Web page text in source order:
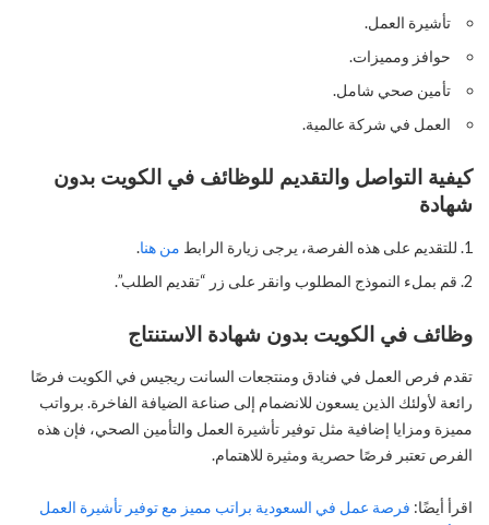
تأشيرة العمل.
حوافز ومميزات.
تأمين صحي شامل.
العمل في شركة عالمية.
كيفية التواصل والتقديم للوظائف في الكويت بدون
شهادة
للتقديم على هذه الفرصة، يرجى زيارة الرابط من هنا.
قم بملء النموذج المطلوب وانقر على زر “تقديم الطلب”.
وظائف في الكويت بدون شهادة الاستنتاج
تقدم فرص العمل في فنادق ومنتجعات السانت ريجيس في الكويت فرصًا
رائعة لأولئك الذين يسعون للانضمام إلى صناعة الضيافة الفاخرة. برواتب
مميزة ومزايا إضافية مثل توفير تأشيرة العمل والتأمين الصحي، فإن هذه
الفرص تعتبر فرصًا حصرية ومثيرة للاهتمام.
اقرأ أيضًا: فرصة عمل في السعودية براتب مميز مع توفير تأشيرة العمل